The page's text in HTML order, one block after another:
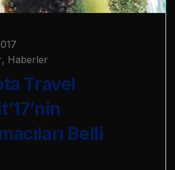
, Haberler
Travel
Belli